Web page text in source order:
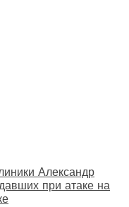
Александр
при атаке на